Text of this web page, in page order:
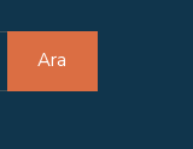
Ara